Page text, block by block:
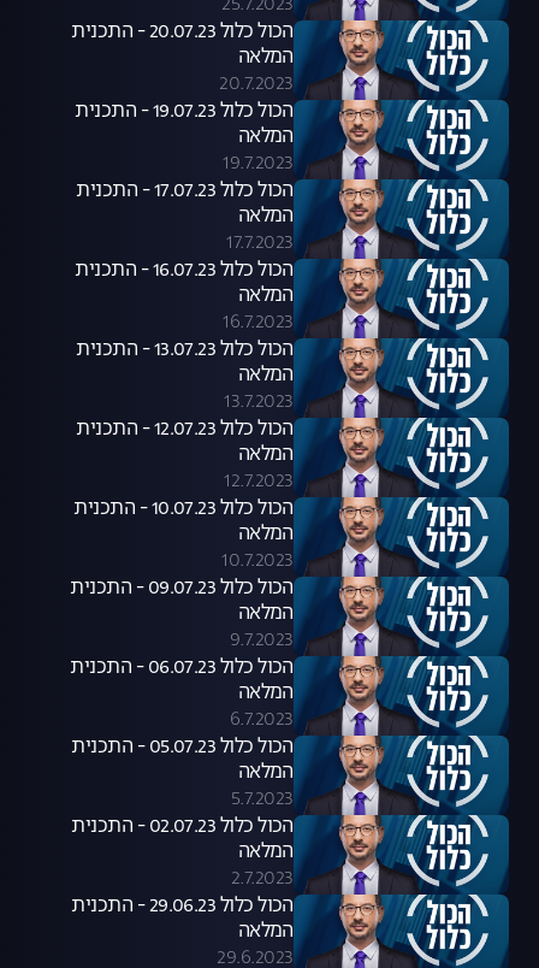
הכול כלול 20.07.23 - התכנית
המלאה
20.7.2023
הכול כלול 19.07.23 - התכנית
המלאה
19.7.2023
הכול כלול 17.07.23 - התכנית
המלאה
17.7.2023
הכול כלול 16.07.23 - התכנית
המלאה
16.7.2023
הכול כלול 13.07.23 - התכנית
המלאה
13.7.2023
הכול כלול 12.07.23 - התכנית
המלאה
12.7.2023
הכול כלול 10.07.23 - התכנית
המלאה
10.7.2023
הכול כלול 09.07.23 - התכנית
המלאה
9.7.2023
הכול כלול 06.07.23 - התכנית
המלאה
6.7.2023
הכול כלול 05.07.23 - התכנית
המלאה
5.7.2023
הכול כלול 02.07.23 - התכנית
המלאה
2.7.2023
הכול כלול 29.06.23 - התכנית
המלאה
29.6.2023